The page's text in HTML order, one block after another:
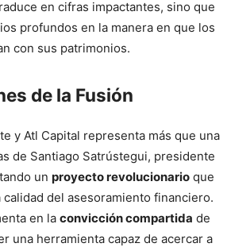
en cifras impactantes, sino que
profundos en la manera en que los
con sus patrimonios.
de la Fusión
y Atl Capital representa más que una
de Santiago Satrústegui, presidente
un proyecto revolucionario que
calidad del asesoramiento financiero.
en la convicción compartida de
una herramienta capaz de acercar a